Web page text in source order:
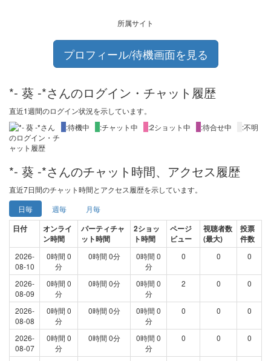
所属サイト
プロフィール/待機画面を見る
*- 葵 -*さんのログイン・チャット履歴
直近1週間のログイン状況を示しています。
:待機中 :チャット中 :2ショット中 :待合せ中 :不明
*- 葵 -*さんのチャット時間、アクセス履歴
直近7日間のチャット時間とアクセス履歴を示しています。
日毎
週毎 月毎
日付
オンライ
ン時間
パーティチャ
ット時間
2ショッ
ト時間
ページ
ビュー
視聴者数
(最大)
投票
件数
2026-
08-10
0時間 0
分
0時間 0分
0時間 0
分
0 0 0
2026-
08-09
0時間 0
分
0時間 0分
0時間 0
分
2 0 0
2026-
08-08
0時間 0
分
0時間 0分
0時間 0
分
0 0 0
2026-
08-07
0時間 0
分
0時間 0分
0時間 0
分
0 0 0